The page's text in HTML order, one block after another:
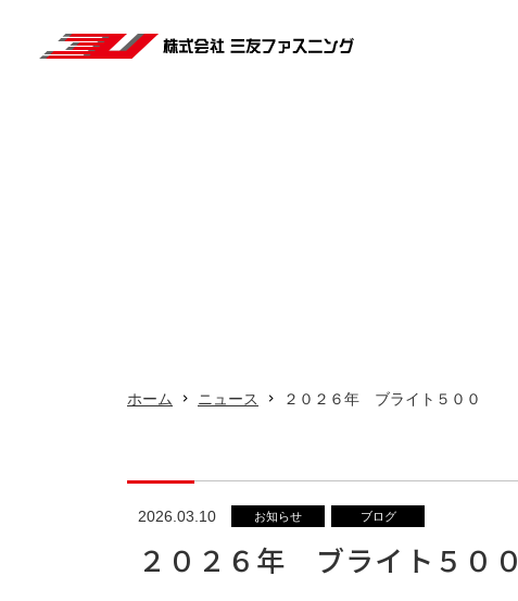
ホーム ニュース ２０２６年 ブライト５００
2026.03.10 お知らせ ブログ
２０２６年 ブライト５００